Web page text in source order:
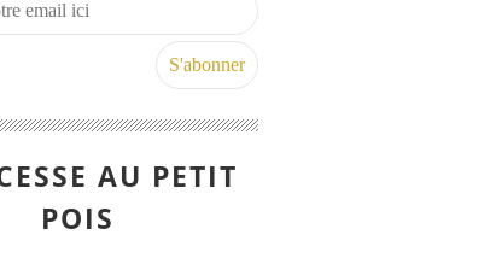
AU PETIT
POIS